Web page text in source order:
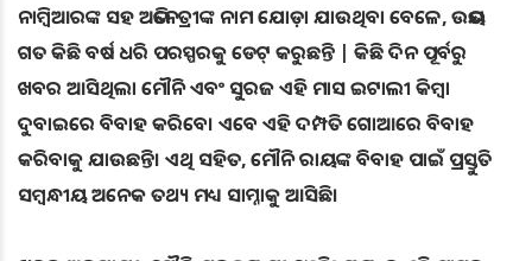
ନାମ୍ବିଆରଙ୍କ ସହ ଅଭିନେତ୍ରୀଙ୍କ ନାମ ଯୋଡ଼ା ଯାଉଥିବା ବେଳେ, ଉଭୟ
ଗତ କିଛି ବର୍ଷ ଧରି ପରସ୍ପରକୁ ଡେଟ୍ କରୁଛନ୍ତି | କିଛି ଦିନ ପୂର୍ବରୁ
ଖବର ଆସିଥିଲା ​ମୌନି ଏବଂ ସୁରଜ ଏହି ମାସ ଇଟାଲୀ କିମ୍ବା
ଦୁବାଇରେ ବିବାହ କରିବେ। ଏବେ ଏହି ଦମ୍ପତି ଗୋଆରେ ବିବାହ
କରିବାକୁ ଯାଉଛନ୍ତି। ଏଥି ସହିତ, ମୌନି ରାୟଙ୍କ ବିବାହ ପାଇଁ ପ୍ରସ୍ତୁତି
ସମ୍ବନ୍ଧୀୟ ଅନେକ ତଥ୍ୟ ମଧ୍ୟ ସାମ୍ନାକୁ ଆସିଛି।